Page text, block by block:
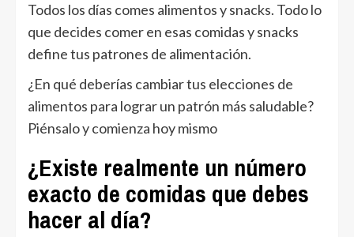
Todos los días comes alimentos y snacks. Todo lo
que decides comer en esas comidas y snacks
define tus patrones de alimentación.
¿En qué deberías cambiar tus elecciones de
alimentos para lograr un patrón más saludable?
Piénsalo y comienza hoy mismo
¿Existe realmente un número
exacto de comidas que debes
hacer al día?